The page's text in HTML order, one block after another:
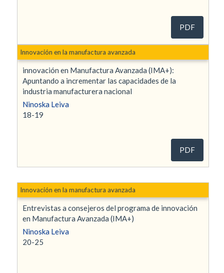
PDF
innovación en Manufactura Avanzada (IMA+):
Apuntando a incrementar las capacidades de la
industria manufacturera nacional
Ninoska Leiva
18-19
Innovación en la manufactura avanzada
PDF
Entrevistas a consejeros del programa de innovación
en Manufactura Avanzada (IMA+)
Ninoska Leiva
20-25
Innovación en la manufactura avanzada